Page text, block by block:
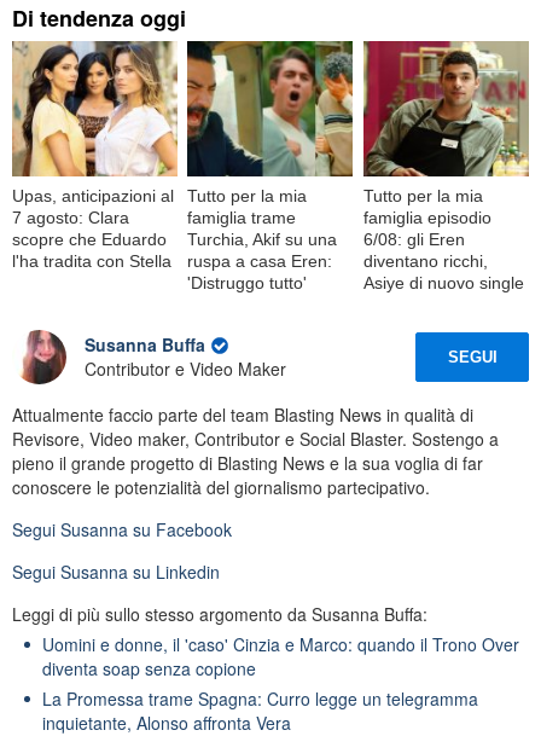
Di tendenza oggi
Upas, anticipazioni al
7 agosto: Clara
scopre che Eduardo
l'ha tradita con Stella
Tutto per la mia
famiglia trame
Turchia, Akif su una
ruspa a casa Eren:
'Distruggo tutto'
Tutto per la mia
famiglia episodio
6/08: gli Eren
diventano ricchi,
Asiye di nuovo single
Susanna Buffa
Contributor e Video Maker
SEGUI
Attualmente faccio parte del team Blasting News in qualità di
Revisore, Video maker, Contributor e Social Blaster. Sostengo a
pieno il grande progetto di Blasting News e la sua voglia di far
conoscere le potenzialità del giornalismo partecipativo.
Segui Susanna su Facebook
Segui Susanna su Linkedin
Leggi di più sullo stesso argomento da Susanna Buffa:
Uomini e donne, il 'caso' Cinzia e Marco: quando il Trono Over
diventa soap senza copione
La Promessa trame Spagna: Curro legge un telegramma
inquietante, Alonso affronta Vera